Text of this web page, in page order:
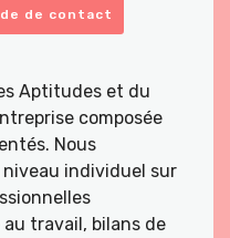
de contact
Aptitudes et du
composée
Nous
individuel sur
travail, bilans de